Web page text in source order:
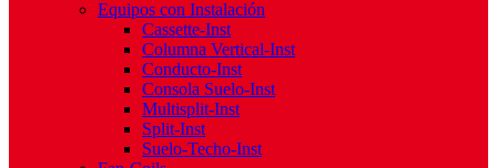
Equipos con Instalación
Cassette-Inst
Columna Vertical-Inst
Conducto-Inst
Consola Suelo-Inst
Multisplit-Inst
Split-Inst
Suelo-Techo-Inst